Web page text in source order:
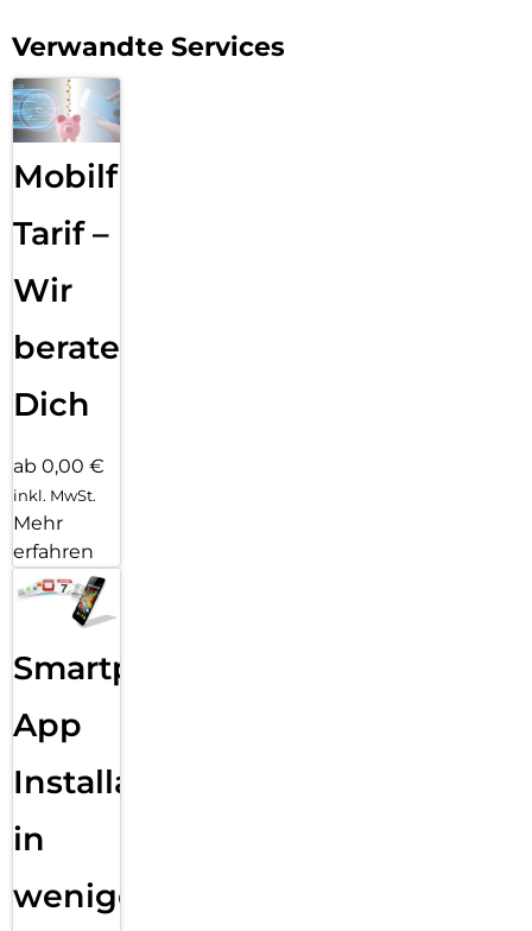
Verwandte Services
Mobilfunk
Tarif –
Wir
beraten
Dich
ab 0,00 €
inkl. MwSt.
Mehr
erfahren
Smartphone
App
Installation
in
wenigen